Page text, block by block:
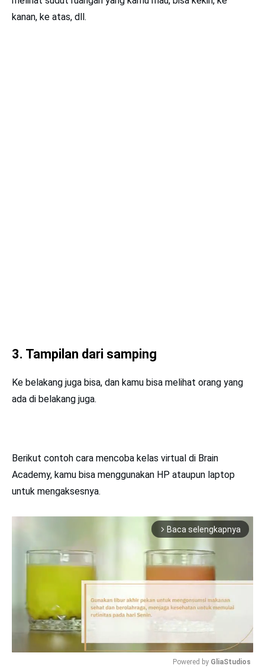
kanan, ke atas, dll.
3. Tampilan dari samping
Ke belakang juga bisa, dan kamu bisa melihat orang yang
ada di belakang juga.
Berikut contoh cara mencoba kelas virtual di Brain
Academy, kamu bisa menggunakan HP ataupun laptop
untuk mengaksesnya.
arrow_forward_ios Baca selengkapnya
Powered by GliaStudios